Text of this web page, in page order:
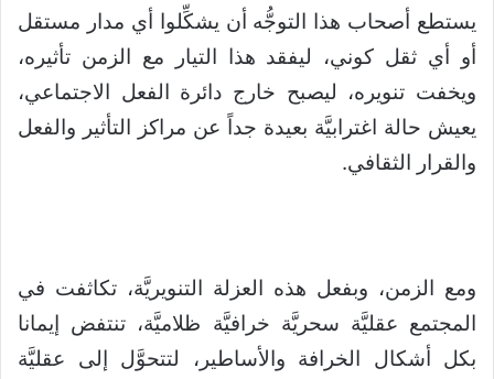
يستطع أصحاب هذا التوجُّه أن يشكِّلوا أي مدار مستقل
أو أي ثقل كوني، ليفقد هذا التيار مع الزمن تأثيره،
ويخفت تنويره، ليصبح خارج دائرة الفعل الاجتماعي،
يعيش حالة اغترابيَّة بعيدة جداً عن مراكز التأثير والفعل
والقرار الثقافي.
ومع الزمن، وبفعل هذه العزلة التنويريَّة، تكاثفت في
المجتمع عقليَّة سحريَّة خرافيَّة ظلاميَّة، تنتفض إيمانا
بكل أشكال الخرافة والأساطير، لتتحوَّل إلى عقليَّة